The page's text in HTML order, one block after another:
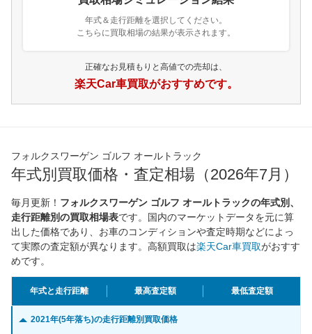
年式＆走行距離を選択してください。
こちらに買取相場の結果が表示されます。
正確なお見積もりと高値での売却は、
楽天Car車買取がおすすめです。
フォルクスワーゲン ゴルフ オールトラック
年式別買取価格・査定相場（2026年7月）
毎月更新！ フォルクスワーゲン ゴルフ オールトラックの年式別、
走行距離別の買取相場表です。国内のマーケットデータを元に算
出した価格であり、お車のコンディションや査定時期などによっ
て実際の査定額が異なります。高額買取は楽天Car車買取がおすす
めです。
年式と走行距離 最高査定額 最低査定額
2021年(5年落ち)の走行距離別買取価格